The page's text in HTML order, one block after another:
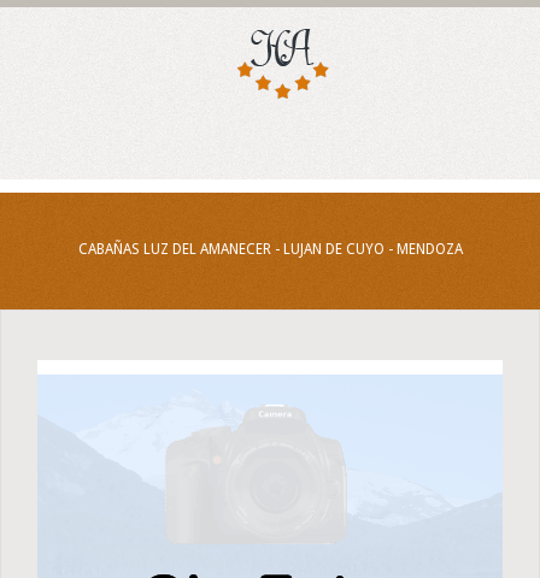
CABAÑAS LUZ DEL AMANECER - LUJAN DE CUYO - MENDOZA